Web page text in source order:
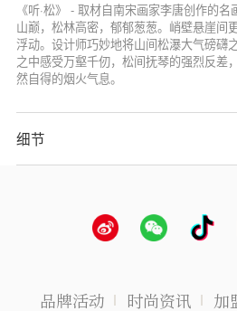
《听·松》 - 取材自南宋画家李唐创作的
山巅，松林高密，郁郁葱葱。峭壁悬崖间
浮动。设计师巧妙地将山间松瀑大气磅礴
之中感受万壑千仞，松间抚琴的强烈反差
然自得的烟火气息。
细节
品牌活动 时尚资讯 加